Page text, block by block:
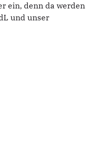
ein, denn da werden
und unser